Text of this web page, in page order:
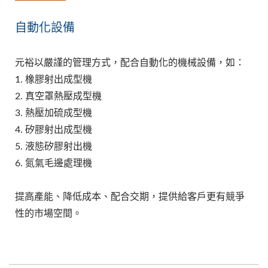
自動化設備
元裕以嚴謹的管理方式，配合自動化的機械設備，如：
1. 橡膠射出成型機
2. 真空罩熱壓成型機
3. 熱壓加硫成型機
4. 矽膠射出成型機
5. 液態矽膠射出機
6. 氮氣毛邊處理機
提高產能、降低成本、配合交期，提供給客戶更有競爭
性的市場空間。